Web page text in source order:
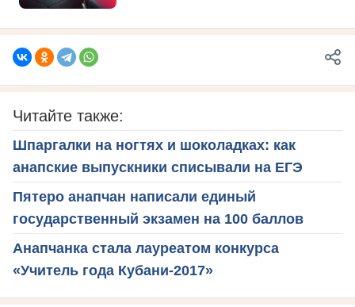
Читайте также:
Шпаргалки на ногтях и шоколадках: как
анапские выпускники списывали на ЕГЭ
Пятеро анапчан написали единый
государственный экзамен на 100 баллов
Анапчанка стала лауреатом конкурса
«Учитель года Кубани-2017»